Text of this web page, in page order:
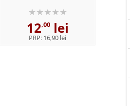
12,00lei
PRP: 16,90 lei